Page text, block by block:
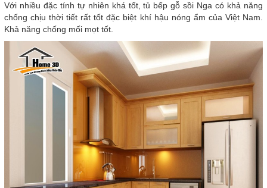
Với nhiều đặc tính tự nhiên khá tốt, tủ bếp gỗ sồi Nga có khả năng
chống chịu thời tiết rất tốt đặc biệt khí hậu nóng ẩm của Việt Nam.
Khả năng chống mối mọt tốt.